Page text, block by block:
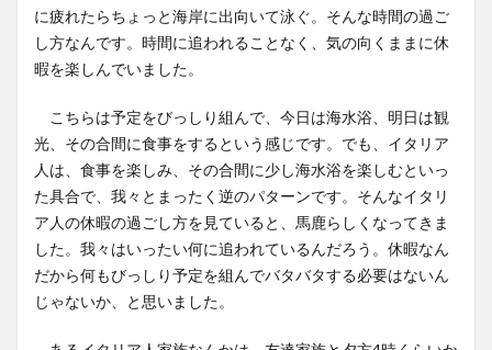
に疲れたらちょっと海岸に出向いて泳ぐ。そんな時間の過ご
し方なんです。時間に追われることなく、気の向くままに休
暇を楽しんでいました。
こちらは予定をびっしり組んで、今日は海水浴、明日は観
光、その合間に食事をするという感じです。でも、イタリア
人は、食事を楽しみ、その合間に少し海水浴を楽しむといっ
た具合で、我々とまったく逆のパターンです。そんなイタリ
ア人の休暇の過ごし方を見ていると、馬鹿らしくなってきま
した。我々はいったい何に追われているんだろう。休暇なん
だから何もびっしり予定を組んでバタバタする必要はないん
じゃないか、と思いました。